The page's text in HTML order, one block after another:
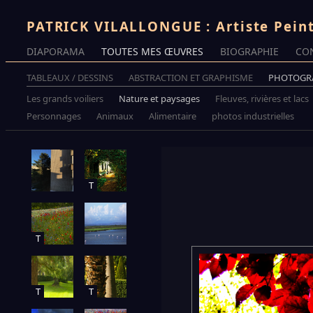
PATRICK VILALLONGUE : Artiste
DIAPORAMA TOUTES MES ŒUVRES BIOGRAPHIE
TABLEAUX / DESSINS ABSTRACTION ET GRAPHISME
Les grands voiliers
Nature et paysages
Fleuves, rivières et lacs
Personnages
Animaux Alimentaire photos industrielles
T
T
T T